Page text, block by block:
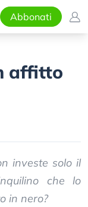
Abbonati
affitto
investe solo il
che lo
in nero?